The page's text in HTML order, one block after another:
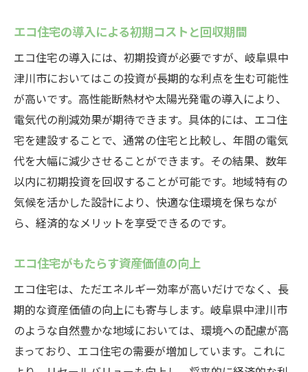
エコ住宅の導入による初期コストと回収期間
エコ住宅の導入には、初期投資が必要ですが、岐阜県中
津川市においてはこの投資が長期的な利点を生む可能性
が高いです。高性能断熱材や太陽光発電の導入により、
電気代の削減効果が期待できます。具体的には、エコ住
宅を建設することで、通常の住宅と比較し、年間の電気
代を大幅に減少させることができます。その結果、数年
以内に初期投資を回収することが可能です。地域特有の
気候を活かした設計により、快適な住環境を保ちなが
ら、経済的なメリットを享受できるのです。
エコ住宅がもたらす資産価値の向上
エコ住宅は、ただエネルギー効率が高いだけでなく、長
期的な資産価値の向上にも寄与します。岐阜県中津川市
のような自然豊かな地域においては、環境への配慮が高
まっており、エコ住宅の需要が増加しています。これに